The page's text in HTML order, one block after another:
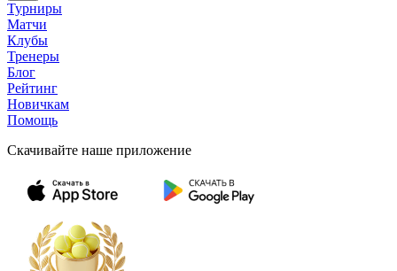
Турниры
Матчи
Клубы
Тренеры
Блог
Рейтинг
Новичкам
Помощь
Скачивайте наше приложение